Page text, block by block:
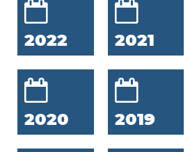
2022 2021
2020 2019